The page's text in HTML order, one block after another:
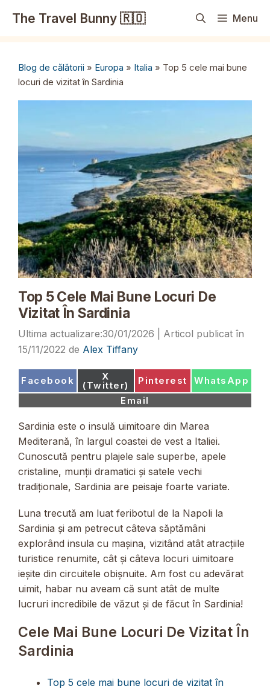
The Travel Bunny 🇷🇴 Menu
Blog de călătorii » Europa » Italia » Top 5 cele mai bune
locuri de vizitat în Sardinia
Top 5 Cele Mai Bune Locuri De
Vizitat În Sardinia
30/01/2026
15/11/2022 de Alex Tiffany
Share
Facebook Share
on
X
(Twitter) Share
Pinterest Share
WhatsApp
Share
on
Email
Sardinia este o insulă uimitoare din Marea
Mediterană, în largul coastei de vest a Italiei.
Cunoscută pentru plajele sale superbe, apele
cristaline, munții dramatici și satele vechi
tradiționale, Sardinia are peisaje foarte variate.
Luna trecută am luat feribotul de la Napoli la
Sardinia și am petrecut câteva săptămâni
explorând insula cu mașina, vizitând atât atracțiile
turistice renumite, cât și câteva locuri uimitoare
ieșite din circuitele obișnuite. Am fost cu adevărat
uimit, habar nu aveam că sunt atât de multe
lucruri incredibile de văzut și de făcut în Sardinia!
Cele Mai Bune Locuri De Vizitat În
Sardinia
Top 5 cele mai bune locuri de vizitat în